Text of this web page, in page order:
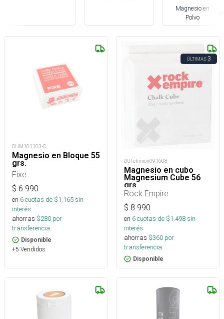
Magnesio en
Polvo
CHM101103-C
Magnesio en Bloque 55
grs.
Fixe
$ 6.990
en 6cuotas de $1.165sin
interés
ahorras $280 por
transferencia.
Disponible
+5 Vendidos
ÚLTIMAS3
OUTchimon091608
Magnesio en cubo
Magnesium Cube 56
grs
Rock Empire
$ 8.990
en 6cuotas de $1.498sin
interés
ahorras $360 por
transferencia.
Disponible